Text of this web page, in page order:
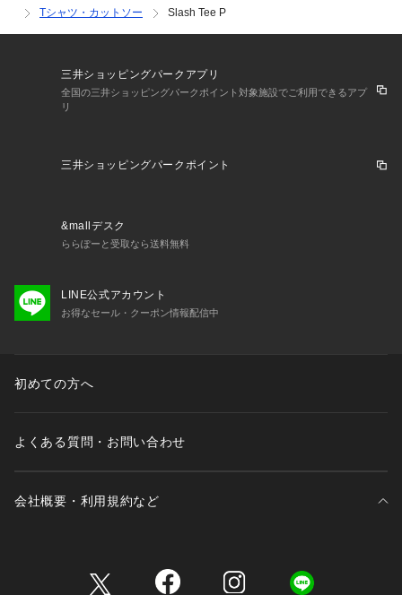
Tシャツ・カットソー
Slash Tee P
三井ショッピングパークアプリ
全国の三井ショッピングパークポイント対象施設でご利用できるアプ
リ
三井ショッピングパークポイント
&mallデスク
ららぽーと受取なら送料無料
LINE公式アカウント
お得なセール・クーポン情報配信中
初めての方へ
よくある質問・お問い合わせ
会社概要・利用規約など